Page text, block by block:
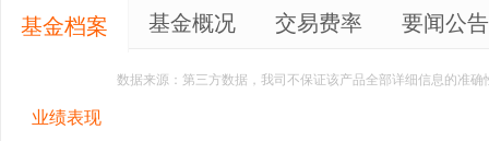
基金档案 基金概况 交易费率 要闻公告
数据来源：第三方数据，我司不保证该产品全部详细信息的准
业绩表现